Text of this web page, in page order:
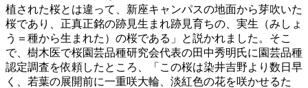
植された桜とは違って、新座キャンパスの地面から芽吹いた
桜であり、正真正銘の跡見生まれ跡見育ちの、実生（みしょ
う＝種から生まれた）の桜である」と説かれました。そこ
で、樹木医で桜園芸品種研究会代表の田中秀明氏に園芸品種
認定調査を依頼したところ、「この桜は染井吉野より数日早
く、若葉の展開前に一重咲大輪、淡紅色の花を咲かせるた